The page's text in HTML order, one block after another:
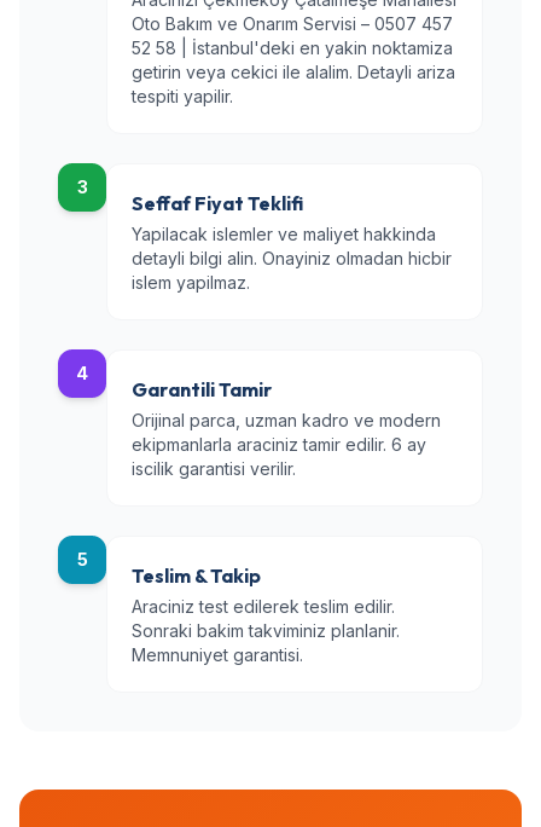
Oto Bakım ve Onarım Servisi – 0507 457
52 58 | İstanbul'deki en yakin noktamiza
getirin veya cekici ile alalim. Detayli ariza
tespiti yapilir.
3
Seffaf Fiyat Teklifi
Yapilacak islemler ve maliyet hakkinda
detayli bilgi alin. Onayiniz olmadan hicbir
islem yapilmaz.
4
Garantili Tamir
Orijinal parca, uzman kadro ve modern
ekipmanlarla araciniz tamir edilir. 6 ay
iscilik garantisi verilir.
5
Teslim & Takip
Araciniz test edilerek teslim edilir.
Sonraki bakim takviminiz planlanir.
Memnuniyet garantisi.